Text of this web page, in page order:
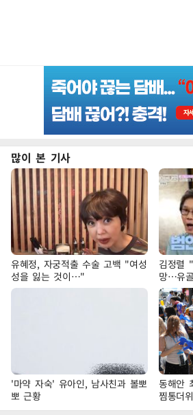
많이 본 기사
유혜정, 자궁적출 수술 고백 "여성
성을 잃는 것이…"
김정렬
망…유
'마약 자숙' 유아인, 남사친과 볼뽀
뽀 근황
동해안
찜통더